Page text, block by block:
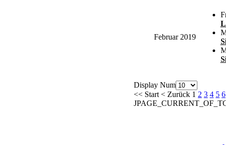
Februar 2019
Display Num
<< Start < Zurück 1 2 3 4 5 6